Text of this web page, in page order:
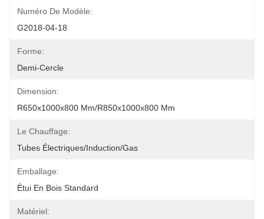
Numéro De Modèle:
G2018-04-18
Forme:
Demi-Cercle
Dimension:
R650x1000x800 Mm/R850x1000x800 Mm
Le Chauffage:
Tubes Électriques/Induction/Gas
Emballage:
Étui En Bois Standard
Matériel: